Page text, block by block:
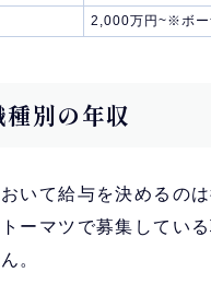
2,000万円~※ボー
別の年収
おいて給与を決めるの
ーマツで募集してい
。